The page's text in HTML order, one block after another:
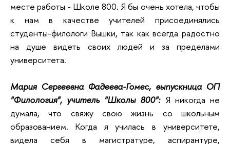
месте работы - Школе 800. Я бы очень хотела, чтобы
к нам в качестве учителей присоединялись
студенты-филологи Вышки, так как всегда радостно
на душе видеть своих людей и за пределами
университета.
Мария Сергеевна Фадеева-Гомес, выпускница ОП
"Филология", учитель "Школы 800": Я никогда не
думала, что свяжу свою жизнь со школьным
образованием. Когда я училась в университете,
видела себя в магистратуре, аспирантуре,